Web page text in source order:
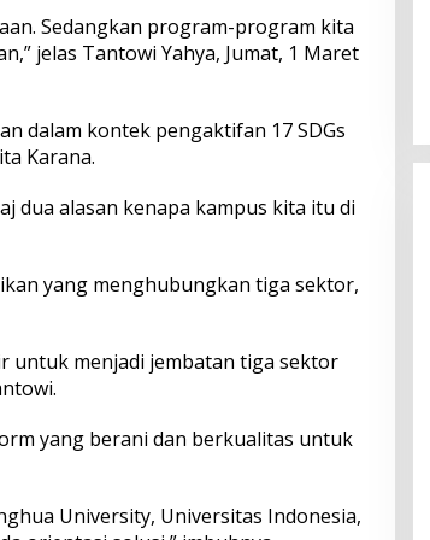
Sedangkan program-program kita
jelas Tantowi Yahya, Jumat, 1 Maret
dalam kontek pengaktifan 17 SDGs
Karana.
dua alasan kenapa kampus kita itu di
yang menghubungkan tiga sektor,
untuk menjadi jembatan tiga sektor
yang berani dan berkualitas untuk
University, Universitas Indonesia,
Perkuat Ekosistem Pariwisata
dan Serapan Investasi, Sira